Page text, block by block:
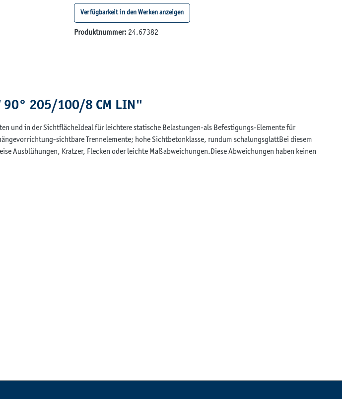
Verfügbarkeit in den Werken anzeigen
Produktnummer: 24.67382
90° 205/100/8 CM LIN"
und in der SichtflächeIdeal für leichtere statische Belastungen-als Befestigungs-Elemente für
sichtbare Trennelemente; hohe Sichtbetonklasse, rundum schalungsglattBei diesem
Ausblühungen, Kratzer, Flecken oder leichte Maßabweichungen.Diese Abweichungen haben keinen